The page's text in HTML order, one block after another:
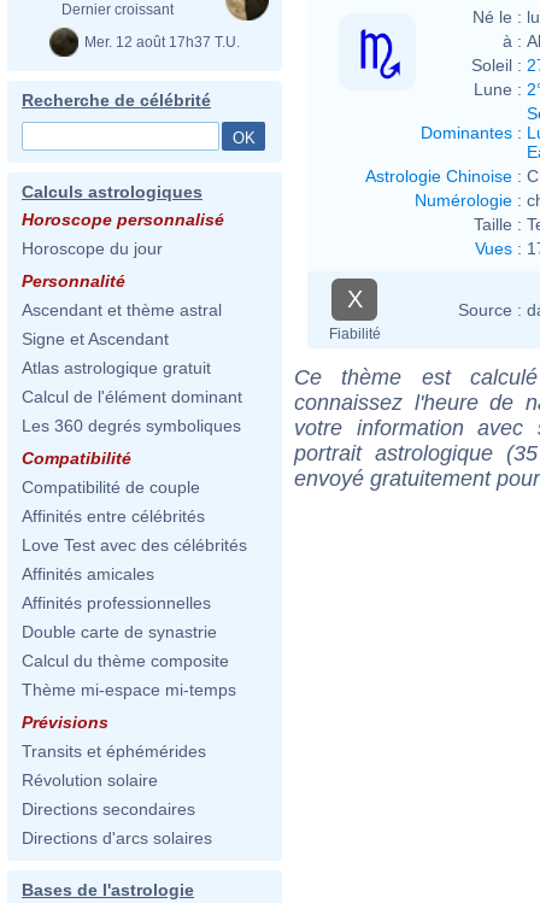
Dernier croissant
Mer. 12 août 17h37 T.U.
Recherche de célébrité
Calculs astrologiques
Horoscope personnalisé
Horoscope du jour
Personnalité
Ascendant et thème astral
Signe et Ascendant
Atlas astrologique gratuit
Calcul de l'élément dominant
Les 360 degrés symboliques
Compatibilité
Compatibilité de couple
Affinités entre célébrités
Love Test avec des célébrités
Affinités amicales
Affinités professionnelles
Double carte de synastrie
Calcul du thème composite
Thème mi-espace mi-temps
Prévisions
Transits et éphémérides
Révolution solaire
Directions secondaires
Directions d'arcs solaires
Bases de l'astrologie
Né le :
à :
Soleil :
Lune :
Dominantes :
Astrologie Chinoise :
Numérologie :
Taille :
Vues :
X
Fiabilité
Source :
Ce thème est
connaissez l'heure de
votre information
portrait astrologique
envoyé gratuitement